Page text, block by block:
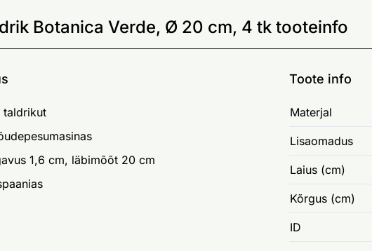
Botanica Verde, Ø 20 cm, 4 tk tooteinfo
taldrikut
1,6 cm, läbimõõt 20 cm
Toote info
Materjal
Lisaomadus
Laius (cm)
Kõrgus (cm)
ID